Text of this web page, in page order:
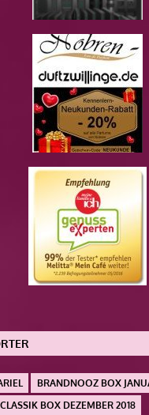
BRANDNOOZ BOX
BOX DEZEMBER 2018